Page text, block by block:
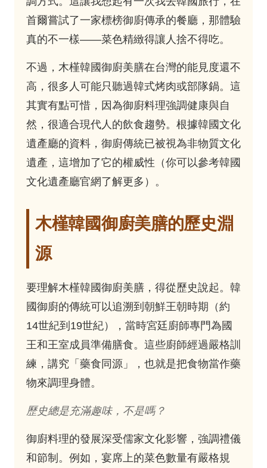
首爾嘗試了一家標榜御廚傳承的餐廳，那體驗
真的不一樣——菜色精緻得讓人捨不得吃。
不過，木槿韓國御廚美膳在台灣的能見度還不
高，很多人可能只聽過韓式烤肉或部隊鍋。這
其實有點可惜，因為御廚料理強調健康與自
然，很適合現代人的飲食趨勢。根據韓國文化
遺產廳的資料，御廚傳統已被視為非物質文化
遺產，這增加了它的權威性（你可以參考韓國
文化遺產廳官網了解更多）。
木槿韓國御廚美膳的歷史淵
源
要理解木槿韓國御廚美膳，得從歷史說起。韓
國御廚的傳統可以追溯到朝鮮王朝時期（約
14世紀到19世紀），當時宮廷廚師專門為國
王和王室成員準備膳食。這些廚師經過嚴格訓
練，講究「藥食同源」，也就是把食物當作藥
物來調理身體。
歷史總是充滿趣味，不是嗎？
御廚料理的發展深受儒家文化影響，強調禮儀
和節制。例如，宴席上的菜色數量有嚴格規